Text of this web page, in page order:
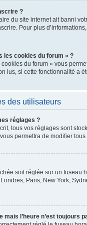
?
du site internet ait banni
Pour plus
les cookies du forum » ?
cookies du forum » vous
lus, si cette fonctionnalité a
des utilisateurs
réglages ?
tous vos réglages sont
permettra de modifier
soit réglée sur un
Paris, New York,
mais l’heure n’est toujours